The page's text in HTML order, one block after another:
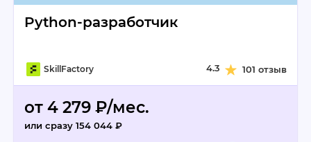
Python-разработчик
SkillFactory 4.3 101 отзыв
от 4 279 ₽/мес.
или сразу 154 044 ₽